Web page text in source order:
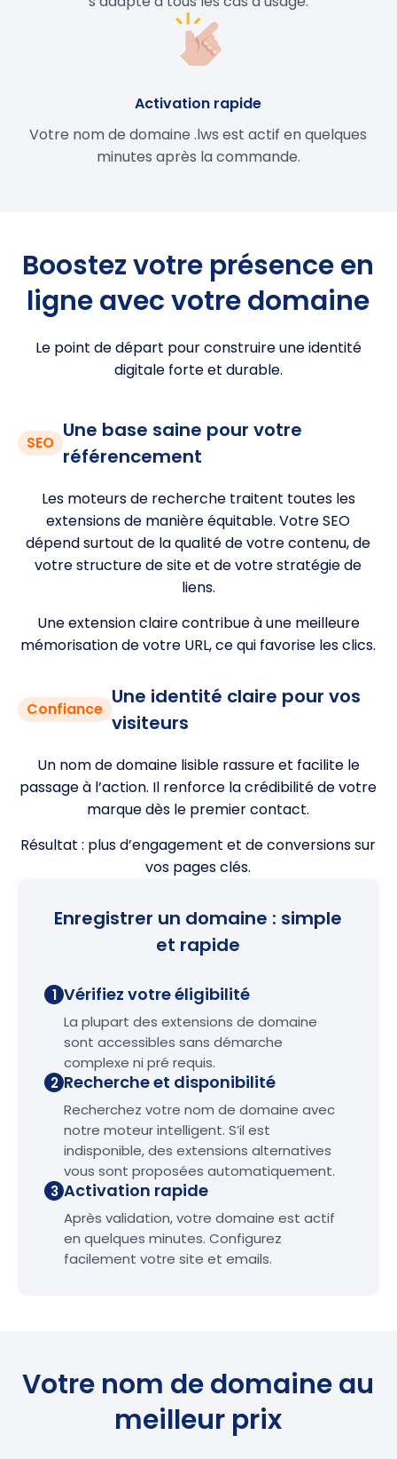
Activation rapide
Votre nom de domaine .lws est actif en quelques
minutes après la commande.
Boostez votre présence en
ligne avec votre domaine
Le point de départ pour construire une identité
digitale forte et durable.
SEO
Une base saine pour votre
référencement
Les moteurs de recherche traitent toutes les
extensions de manière équitable. Votre SEO
dépend surtout de la qualité de votre contenu, de
votre structure de site et de votre stratégie de
liens.
Une extension claire contribue à une meilleure
mémorisation de votre URL, ce qui favorise les clics.
Confiance
Une identité claire pour vos
visiteurs
Un nom de domaine lisible rassure et facilite le
passage à l’action. Il renforce la crédibilité de votre
marque dès le premier contact.
Résultat : plus d’engagement et de conversions sur
vos pages clés.
Enregistrer un domaine : simple
et rapide
1 Vérifiez votre éligibilité
La plupart des extensions de domaine
sont accessibles sans démarche
complexe ni pré requis.
2 Recherche et disponibilité
Recherchez votre nom de domaine avec
notre moteur intelligent. S’il est
indisponible, des extensions alternatives
vous sont proposées automatiquement.
3 Activation rapide
Après validation, votre domaine est actif
en quelques minutes. Configurez
facilement votre site et emails.
Votre nom de domaine au
meilleur prix